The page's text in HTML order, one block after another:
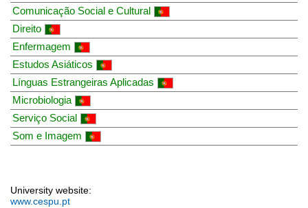
Comunicação Social e Cultural
Direito
Enfermagem
Estudos Asiáticos
Línguas Estrangeiras Aplicadas
Microbiologia
Serviço Social
Som e Imagem
University website:
www.cespu.pt